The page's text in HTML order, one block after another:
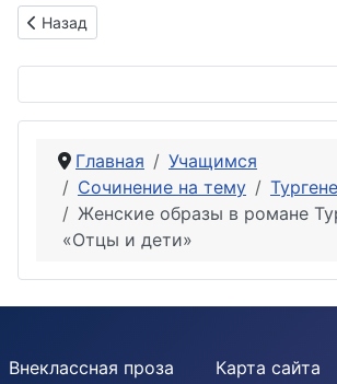
Предыдущий: Проблема отцов и детей
Назад
Главная
Учащимся
Сочинение на тему
Женские образы в романе
«Отцы и дети»
Внеклассная проза Карта сайта